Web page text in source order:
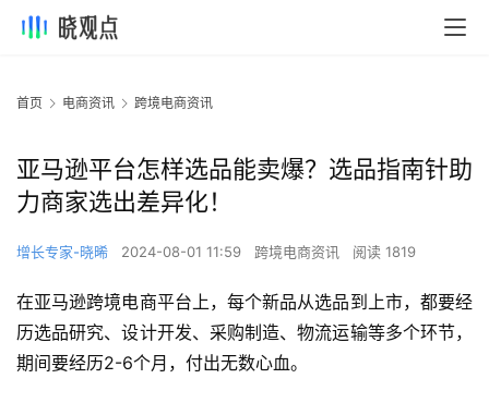
首页 电商资讯 跨境电商资讯
亚马逊平台怎样选品能卖爆？选品指南针助
力商家选出差异化！
增长专家-晓晞 2024-08-01 11:59 跨境电商资讯 阅读 1819
在亚马逊跨境电商平台上，每个新品从选品到上市，都要经
历选品研究、设计开发、采购制造、物流运输等多个环节，
期间要经历2-6个月，付出无数心血。